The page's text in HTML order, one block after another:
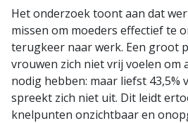
Het onderzoek toont aan dat
missen om moeders effectief te
terugkeer naar werk. Een groot
vrouwen zich niet vrij voelen om
nodig hebben: maar liefst 43,5%
spreekt zich niet uit. Dit leidt
knelpunten onzichtbaar en